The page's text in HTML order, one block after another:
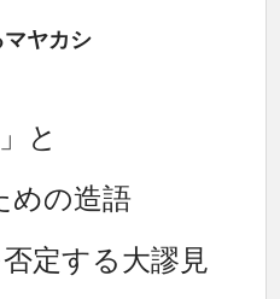
ヤカシ
と
の造語
定する大謬見